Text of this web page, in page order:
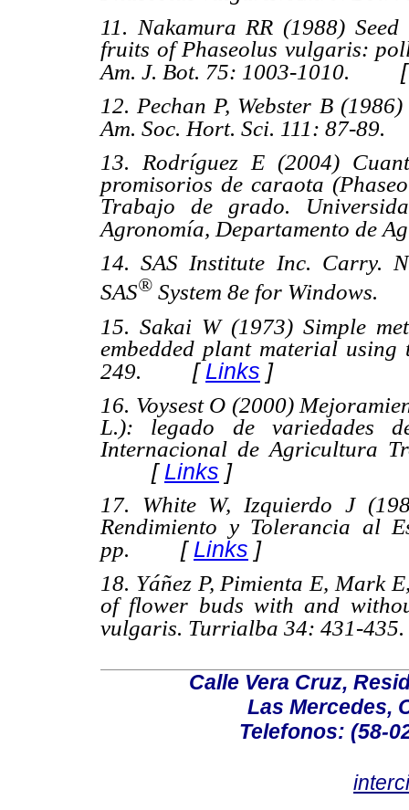
11. Nakamura RR (1988)
fruits of Phaseolus vulgaris:
Am. J. Bot. 75: 1003-1010.
12. Pechan P, Webster B
Am. Soc. Hort. Sci. 111: 87-89.
13. Rodríguez E (2004)
promisorios de caraota (
Trabajo de grado.
Agronomía, Departamento de
14. SAS Institute Inc. Carry.
SAS® System 8e for Windows.
15. Sakai W (1973) Simple
embedded plant material
249. [ Links ]
16. Voysest O (2000)
L.): legado de variedades
Internacional de Agricultura
[ Links ]
17. White W, Izquierdo J
Rendimiento y Tolerancia al
pp. [ Links ]
18. Yáñez P, Pimienta E, Mark
of flower buds with and
vulgaris. Turrialba 34: 431-435.
Calle Vera Cruz,
Las Mercedes,
Telefonos: (58-